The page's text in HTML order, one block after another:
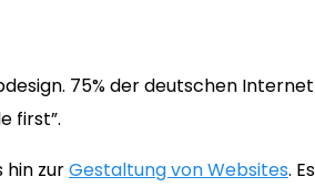
75% der deutschen
first”.
hin zurGestaltung von Websites.